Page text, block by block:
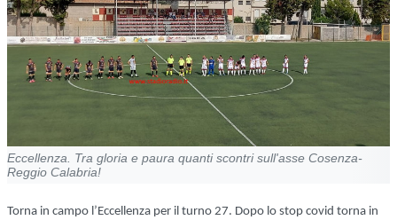
Eccellenza. Tra gloria e paura quanti scontri sull'asse Cosenza-
Reggio Calabria!
Torna in campo l’Eccellenza per il turno 27. Dopo lo stop covid torna in